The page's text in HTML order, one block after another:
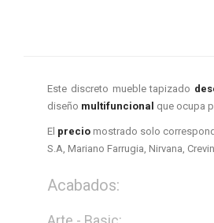
Este discreto mueble tapizado
diseño multifuncional que ocupa
El precio mostrado solo
S.A, Mariano Farrugia, Nirvana,
Acabados: